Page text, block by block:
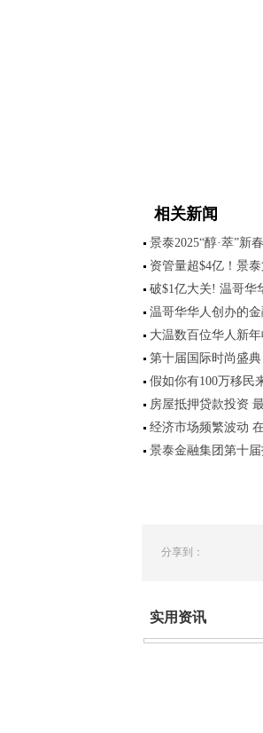
相关新闻
景泰2025“醇·萃”新
资管量超$4亿！景
破$1亿大关! 温哥华
温哥华华人创办的
大温数百位华人新
第十届国际时尚盛
假如你有100万移民
房屋抵押贷款投资
经济市场频繁波动
景泰金融集团第十
分享到：
实用资讯